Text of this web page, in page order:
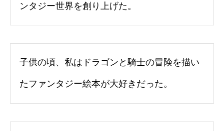
ンタジー世界を創り上げた。
子供の頃、私はドラゴンと騎士の冒険を描い
たファンタジー絵本が大好きだった。